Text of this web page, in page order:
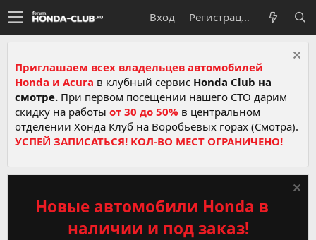
Вход Регистрация
Приглашаем всех владельцев автомобилей
Honda и Acura в клубный сервис Honda Club на
смотре. При первом посещении нашего СТО дарим
скидку на работы от 30 до 50% в центральном
отделении Хонда Клуб на Воробьевых горах (Смотра).
УСПЕЙ ЗАПИСАТЬСЯ! КОЛ-ВО МЕСТ ОГРАНИЧЕНО!
Новые автомобили Honda в
наличии и под заказ!